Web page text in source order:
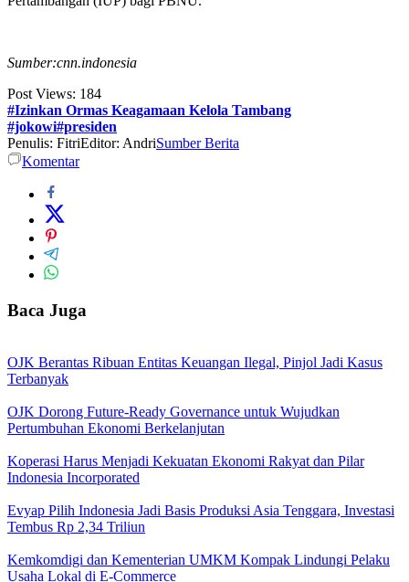
Sumber:cnn.indonesia
Post Views: 184
#Izinkan Ormas Keagamaan Kelola Tambang
#jokowi#presiden
Penulis: FitriEditor: AndriSumber Berita
Komentar
Baca Juga
OJK Berantas Ribuan Entitas Keuangan Ilegal, Pinjol Jadi Kasus
Terbanyak
OJK Dorong Future-Ready Governance untuk Wujudkan
Pertumbuhan Ekonomi Berkelanjutan
Koperasi Harus Menjadi Kekuatan Ekonomi Rakyat dan Pilar
Indonesia Incorporated
Evyap Pilih Indonesia Jadi Basis Produksi Asia Tenggara, Investasi
Tembus Rp 2,34 Triliun
Kemkomdigi dan Kementerian UMKM Kompak Lindungi Pelaku
Usaha Lokal di E-Commerce